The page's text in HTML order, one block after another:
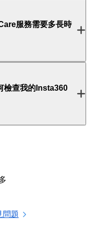
服務需要多長時
檢查我的Insta360
問題